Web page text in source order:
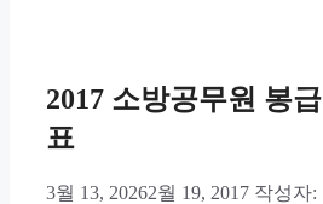
2017 소방공무원 봉급
표
3월 13, 20262월 19, 2017 작성자: